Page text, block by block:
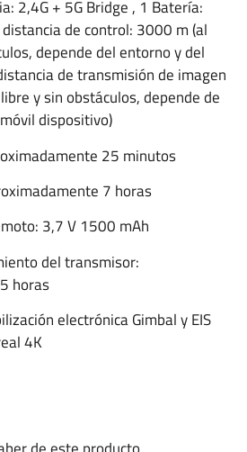
2,4G + 5G Bridge , 1 Batería:
de control: 3000 m (al
depende del entorno y del
de transmisión de imagen
y sin obstáculos, depende de
dispositivo)
25 minutos
7 horas
3,7 V 1500 mAh
del transmisor:
horas
electrónica Gimbal y EIS
4K